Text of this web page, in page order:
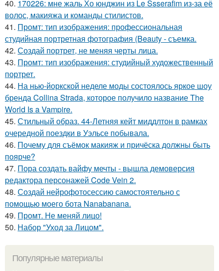
40. 170226: мне жаль Хо юнджин из Le Ssserafim из-за её
волос, макияжа и команды стилистов.
41. Промт: тип изображения: профессиональная
студийная портретная фотография (Beauty - съемка.
42. Создай портрет, не меняя черты лица.
43. Промт: тип изображения: студийный художественный
портрет.
44. На нью-йоркской неделе моды состоялось яркое шоу
бренда Collina Strada, которое получило название The
World Is a Vampire.
45. Стильный образ. 44-Летняя кейт миддлтон в рамках
очередной поездки в Уэльсе побывала.
46. Почему для съёмок макияж и причёска должны быть
поярче?
47. Пора создать вайфу мечты - вышла демоверсия
редактора персонажей Code Vein 2.
48. Создай нейрофотосессию самостоятельно с
помощью моего бота Nanabanana.
49. Промт. Не меняй лицо!
50. Набор "Уход за Лицом".
Популярные материалы